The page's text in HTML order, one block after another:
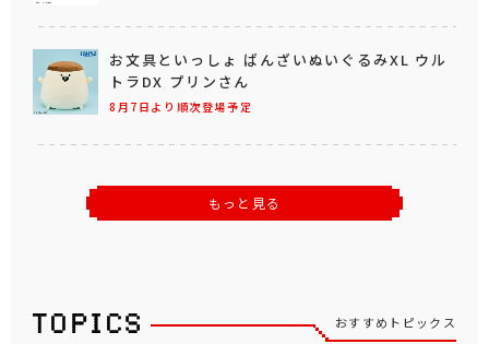
8月7日より順次登場予定
お文具といっしょ ばんざいぬいぐるみXL ウル
トラDX プリンさん
もっと見る
おすすめトピックス